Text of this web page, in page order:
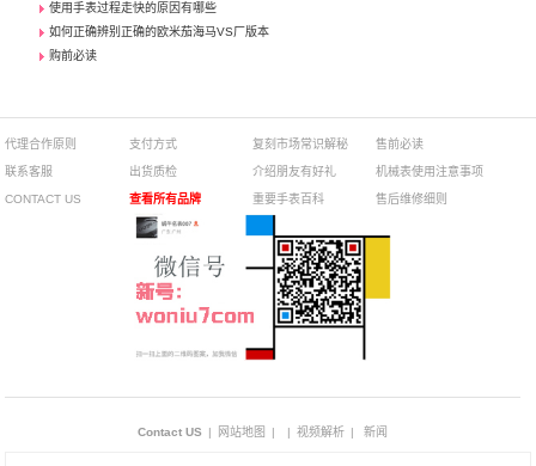
使用手表过程走快的原因有哪些
如何正确辨别正确的欧米茄海马VS厂版本
购前必读
代理合作原则
联系客服
CONTACT US
支付方式
出货质检
查看所有品牌
复刻市场常识解秘
介绍朋友有好礼
重要手表百科
售前必读
机械表使用注意事项
售后维修细则
Contact US | 网站地图 | | 视频解析 | 新闻